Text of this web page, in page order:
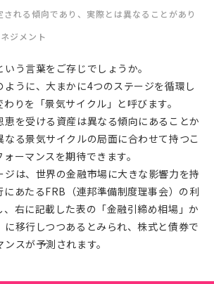
いう言葉をご存じでしょうか。
ように、大まかに4つのステージを循環し
りを「景気サイクル」と呼びます。
恵を受ける資産は異なる傾向にあることか
なる景気サイクルの局面に合わせて持つこ
ーマンスを期待できます。
ジは、世界の金融市場に大きな影響力を持
にあたるFRB（連邦準備制度理事会）の利
右に記載した表の「金融引締め相場」か
に移行しつつあるとみられ、株式と債券で
スが予測されます。
れる傾向であり、実際とは異なることがあり
ジメント